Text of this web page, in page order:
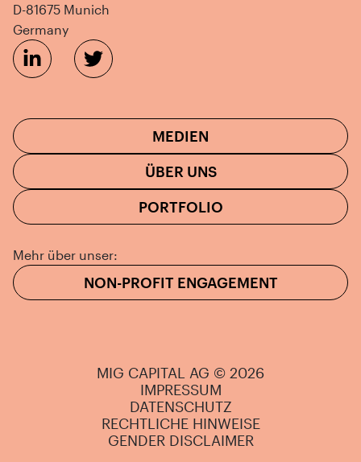
D-81675 Munich
Germany
MEDIEN
ÜBER UNS
PORTFOLIO
Mehr über unser:
NON-PROFIT ENGAGEMENT
MIG CAPITAL AG © 2026
IMPRESSUM
DATENSCHUTZ
RECHTLICHE HINWEISE
GENDER DISCLAIMER